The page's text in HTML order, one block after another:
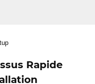
Rapide